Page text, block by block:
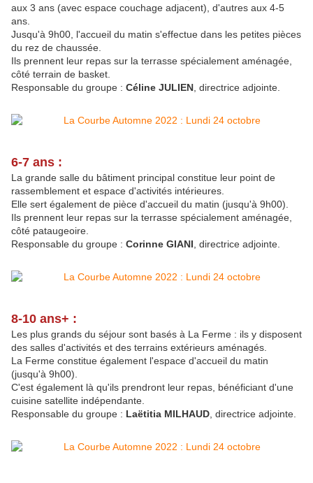
aux 3 ans (avec espace couchage adjacent), d'autres aux 4-5
ans.
Jusqu'à 9h00, l'accueil du matin s'effectue dans les petites pièces
du rez de chaussée.
Ils prennent leur repas sur la terrasse spécialement aménagée,
côté terrain de basket.
Responsable du groupe : Céline JULIEN , directrice adjointe.
6-7 ans :
La grande salle du bâtiment principal constitue leur point de
rassemblement et espace d'activités intérieures.
Elle sert également de pièce d'accueil du matin (jusqu'à 9h00).
Ils prennent leur repas sur la terrasse spécialement aménagée,
côté pataugeoire.
Responsable du groupe : Corinne GIANI , directrice adjointe.
8-10 ans+ :
Les plus grands du séjour sont basés à La Ferme : ils y disposent
des salles d'activités et des terrains extérieurs aménagés.
La Ferme constitue également l'espace d'accueil du matin
(jusqu'à 9h00).
C'est également là qu'ils prendront leur repas, bénéficiant d'une
cuisine satellite indépendante.
Responsable du groupe : Laëtitia MILHAUD , directrice adjointe.